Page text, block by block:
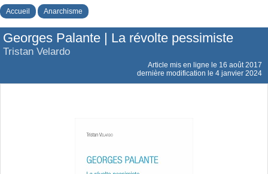
Accueil Anarchisme
Georges Palante | La révolte pessimiste
Tristan Velardo
Article mis en ligne le 16 août 2017
dernière modification le 4 janvier 2024